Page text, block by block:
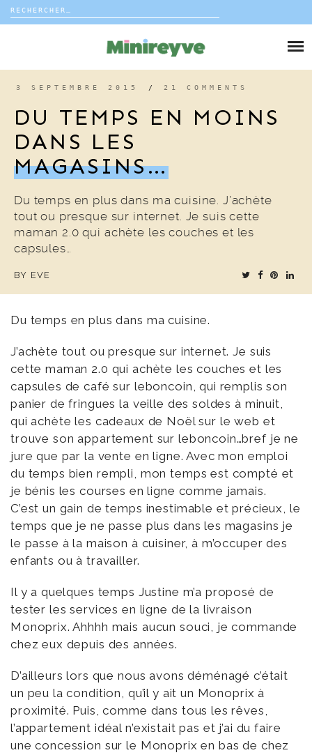
Rechercher :
DÉCO
VOYAGE
COUP DE COEUR
EDITORIAL
3 SEPTEMBRE 2015 / 21 COMMENTS
DU TEMPS EN MOINS
DANS LES
MAGASINS…
Du temps en plus dans ma cuisine. J’achète
tout ou presque sur internet. Je suis cette
maman 2.0 qui achète les couches et les
capsules…
BY EVE
Du temps en plus dans ma cuisine.
J’achète tout ou presque sur internet. Je suis
cette maman 2.0 qui achète les couches et les
capsules de café sur leboncoin, qui remplis son
panier de fringues la veille des soldes à minuit,
qui achète les cadeaux de Noël sur le web et
trouve son appartement sur leboncoin…bref je ne
jure que par la vente en ligne. Avec mon emploi
du temps bien rempli, mon temps est compté et
je bénis les courses en ligne comme jamais.
C’est un gain de temps inestimable et précieux, le
temps que je ne passe plus dans les magasins je
le passe à la maison à cuisiner, à m’occuper des
enfants ou à travailler.
Il y a quelques temps Justine m’a proposé de
tester les services en ligne de la livraison
Monoprix. Ahhhh mais aucun souci, je commande
chez eux depuis des années.
D’ailleurs lors que nous avons déménagé c’était
un peu la condition, qu’il y ait un Monoprix à
proximité. Puis, comme dans tous les rêves,
l’appartement idéal n’existait pas et j’ai du faire
une concession sur le Monoprix en bas de chez